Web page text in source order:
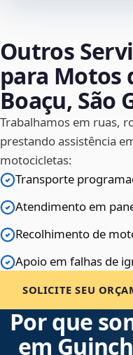
Outros
para Motos
Boaçu, São
Trabalhamos em ruas,
prestando assistência
motocicletas:
Transporte
Atendimento em
Recolhimento de
Apoio em falhas de
SOLICITE SEU
Por que
em